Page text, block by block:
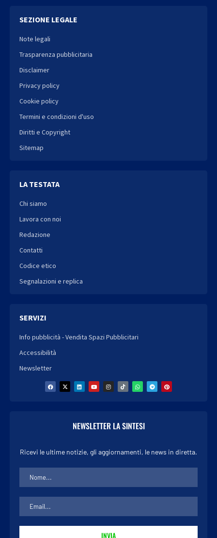
SEZIONE LEGALE
Note legali
Trasparenza pubblicitaria
Disclaimer
Privacy policy
Cookie policy
Termini e condizioni d'uso
Diritti e Copyright
Sitemap
LA TESTATA
Chi siamo
Lavora con noi
Redazione
Contatti
Codice etico
Segnalazioni e replica
SERVIZI
Info pubblicità - Vendita Spazi Pubblicitari
Accessibilità
Newsletter
NEWSLETTER LA SINTESI
Ricevi le ultime notizie, gli aggiornamenti, le news in diretta.